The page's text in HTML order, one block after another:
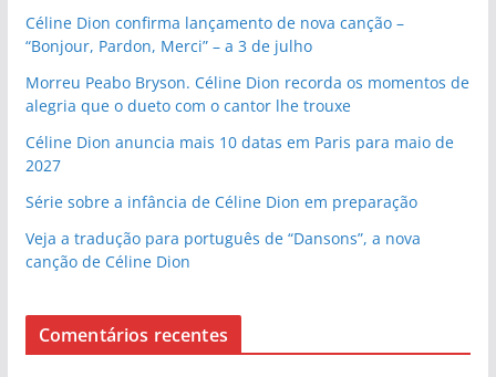
Céline Dion confirma lançamento de nova canção –
“Bonjour, Pardon, Merci” – a 3 de julho
Morreu Peabo Bryson. Céline Dion recorda os momentos de
alegria que o dueto com o cantor lhe trouxe
Céline Dion anuncia mais 10 datas em Paris para maio de
2027
Série sobre a infância de Céline Dion em preparação
Veja a tradução para português de “Dansons”, a nova
canção de Céline Dion
Comentários recentes